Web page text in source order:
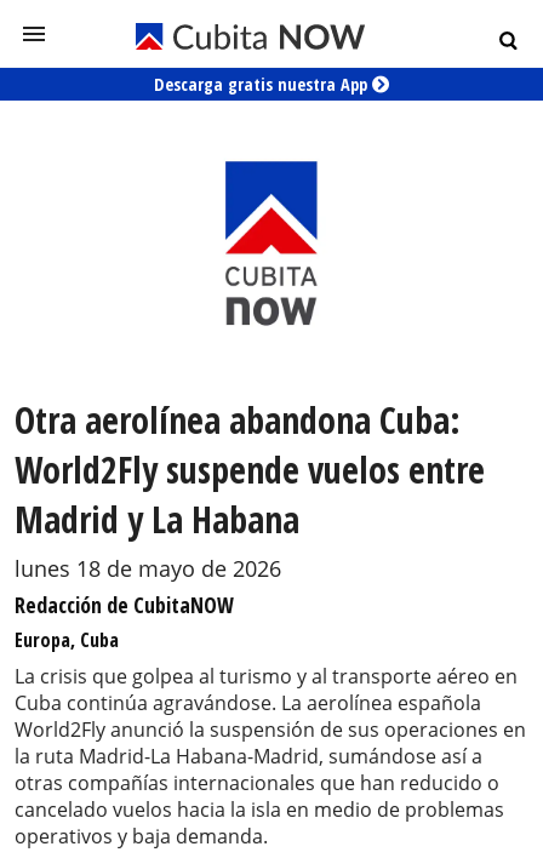
Descarga gratis nuestra App
Otra aerolínea abandona Cuba:
World2Fly suspende vuelos entre
Madrid y La Habana
lunes 18 de mayo de 2026
Redacción de CubitaNOW
Europa, Cuba
La crisis que golpea al turismo y al transporte aéreo en
Cuba continúa agravándose. La aerolínea española
World2Fly anunció la suspensión de sus operaciones en
la ruta Madrid-La Habana-Madrid, sumándose así a
otras compañías internacionales que han reducido o
cancelado vuelos hacia la isla en medio de problemas
operativos y baja demanda.